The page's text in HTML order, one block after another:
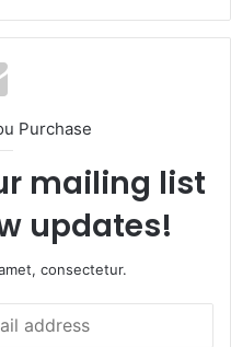
Purchase
mailing list
updates!
consectetur.